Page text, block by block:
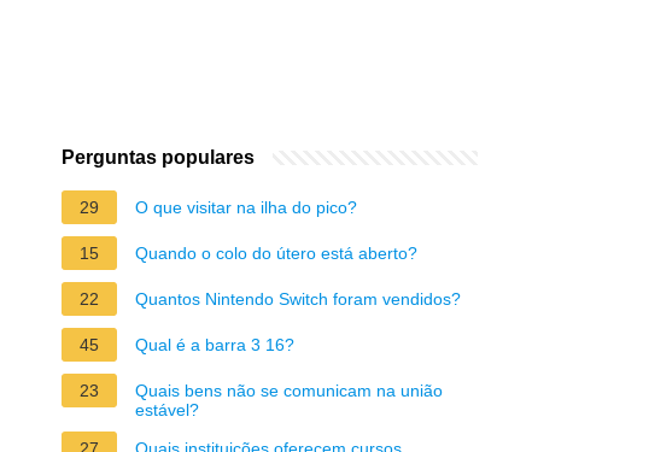
Perguntas populares
29 O que visitar na ilha do pico?
15 Quando o colo do útero está aberto?
22 Quantos Nintendo Switch foram vendidos?
45 Qual é a barra 3 16?
23
Quais bens não se comunicam na união
estável?